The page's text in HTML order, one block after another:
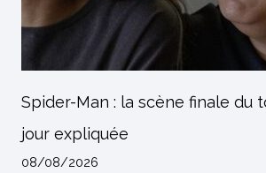
Spider-Man : la scène finale du
jour expliquée
08/08/2026